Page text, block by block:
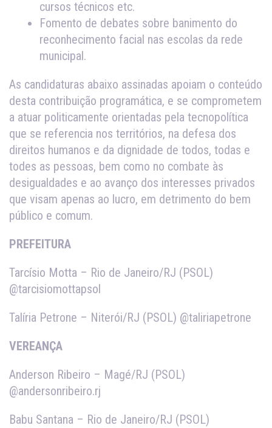
cursos técnicos etc.
Fomento de debates sobre banimento do
reconhecimento facial nas escolas da rede
municipal.
As candidaturas abaixo assinadas apoiam o conteúdo
desta contribuição programática, e se comprometem
a atuar politicamente orientadas pela tecnopolítica
que se referencia nos territórios, na defesa dos
direitos humanos e da dignidade de todos, todas e
todes as pessoas, bem como no combate às
desigualdades e ao avanço dos interesses privados
que visam apenas ao lucro, em detrimento do bem
público e comum.
PREFEITURA
Tarcísio Motta – Rio de Janeiro/RJ (PSOL)
@tarcisiomottapsol
Talíria Petrone – Niterói/RJ (PSOL) @taliriapetrone
VEREANÇA
Anderson Ribeiro – Magé/RJ (PSOL)
@andersonribeiro.rj
Babu Santana – Rio de Janeiro/RJ (PSOL)